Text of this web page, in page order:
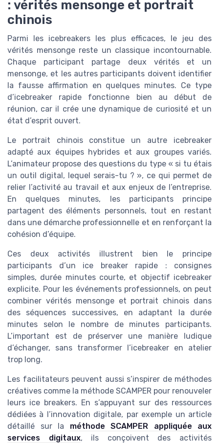
: vérités mensonge et portrait
chinois
Parmi les icebreakers les plus efficaces, le jeu des
vérités mensonge reste un classique incontournable.
Chaque participant partage deux vérités et un
mensonge, et les autres participants doivent identifier
la fausse affirmation en quelques minutes. Ce type
d’icebreaker rapide fonctionne bien au début de
réunion, car il crée une dynamique de curiosité et un
état d’esprit ouvert.
Le portrait chinois constitue un autre icebreaker
adapté aux équipes hybrides et aux groupes variés.
L’animateur propose des questions du type « si tu étais
un outil digital, lequel serais-tu ? », ce qui permet de
relier l’activité au travail et aux enjeux de l’entreprise.
En quelques minutes, les participants principe
partagent des éléments personnels, tout en restant
dans une démarche professionnelle et en renforçant la
cohésion d’équipe.
Ces deux activités illustrent bien le principe
participants d’un ice breaker rapide : consignes
simples, durée minutes courte, et objectif icebreaker
explicite. Pour les événements professionnels, on peut
combiner vérités mensonge et portrait chinois dans
des séquences successives, en adaptant la durée
minutes selon le nombre de minutes participants.
L’important est de préserver une manière ludique
d’échanger, sans transformer l’icebreaker en atelier
trop long.
Les facilitateurs peuvent aussi s’inspirer de méthodes
créatives comme la méthode SCAMPER pour renouveler
leurs ice breakers. En s’appuyant sur des ressources
dédiées à l’innovation digitale, par exemple un article
détaillé sur la méthode SCAMPER appliquée aux
services digitaux, ils conçoivent des activités